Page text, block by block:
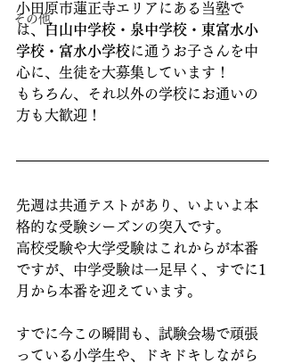
その他
小田原市蓮正寺エリアにある当塾で
は、 白山中学校・泉中学校・東富水小
学校・富水小学校に通うお子さんを中
心に、生徒を大募集しています！
もちろん、それ以外の学校にお通いの
方も大歓迎！
先週は共通テストがあり、いよいよ本
格的な受験シーズンの突入です。
高校受験や大学受験はこれからが本番
ですが、中学受験は一足早く、すでに1
月から本番を迎えています。
すでに今この瞬間も、試験会場で頑張
っている小学生や、ドキドキしながら